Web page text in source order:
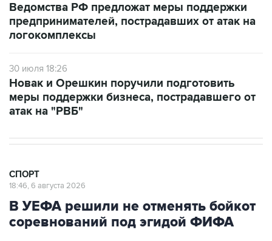
Ведомства РФ предложат меры поддержки
предпринимателей, пострадавших от атак на
логокомплексы
30 июля 18:26
Новак и Орешкин поручили подготовить
меры поддержки бизнеса, пострадавшего от
атак на "РВБ"
СПОРТ
18:46, 6 августа 2026
В УЕФА решили не отменять бойкот
соревнований под эгидой ФИФА